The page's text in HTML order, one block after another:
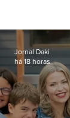
Jornal Daki
há 18 horas